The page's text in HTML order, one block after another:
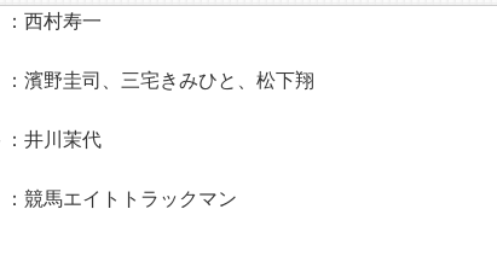
西村寿一
圭司、三宅きみひと、松下翔
井川茉代
エイトトラックマン